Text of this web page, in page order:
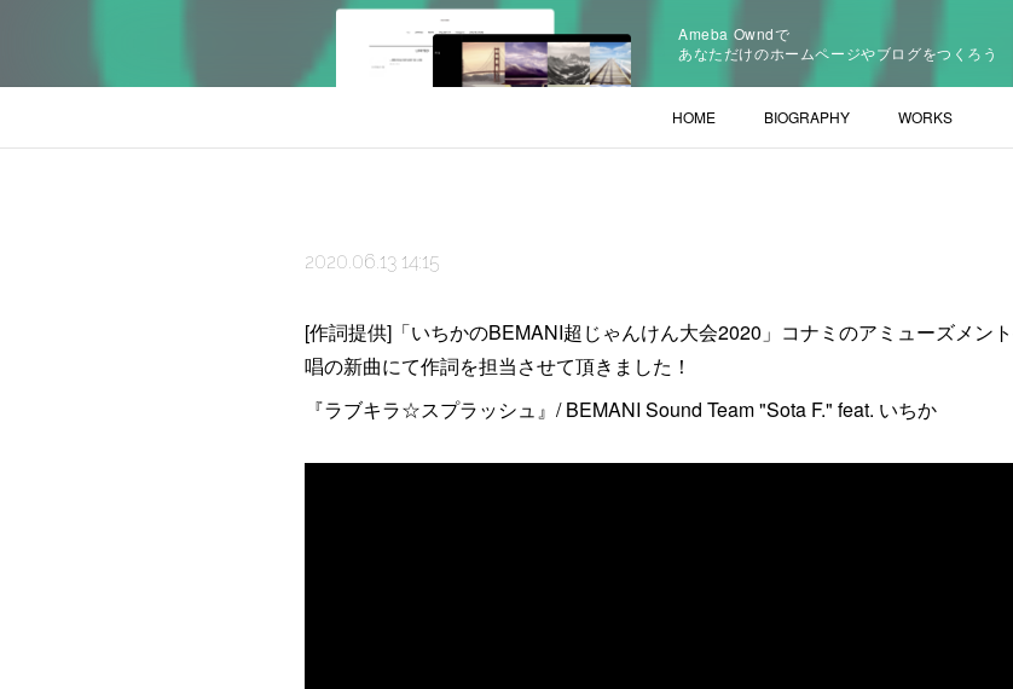
Ameba Owndで
あなただけのホームページやブログをつくろう
HOME BIOGRAPHY WORKS
2020.06.13 14:15
[作詞提供]「いちかのBEMANI超じゃんけん大会2020」コナミのアミューズメン
唱の新曲にて作詞を担当させて頂きました！
『ラブキラ☆スプラッシュ』/ BEMANI Sound Team "Sota F." feat. いちか